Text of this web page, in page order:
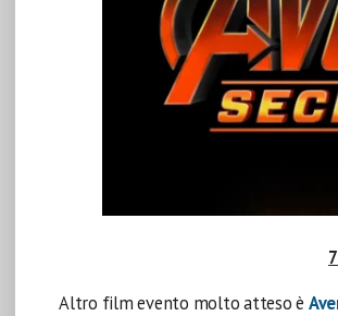
Altro film evento molto atteso è